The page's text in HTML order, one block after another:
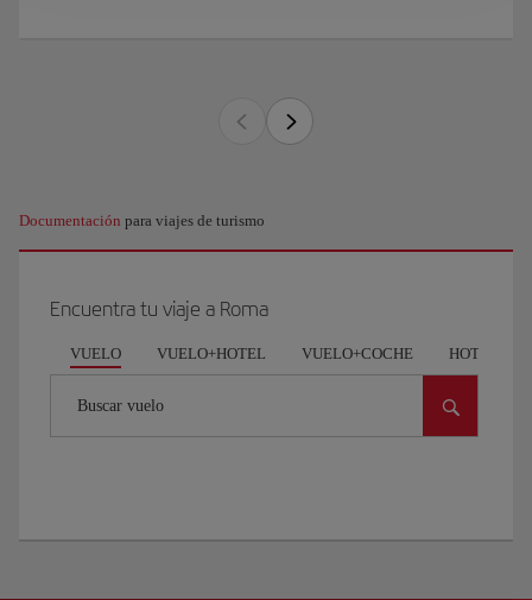
Documentación para viajes de turismo
Encuentra tu viaje a Roma
VUELO VUELO+HOTEL VUELO+COCHE HOTEL
Buscar vuelo